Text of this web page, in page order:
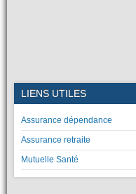
LIENS UTILES
Assurance dépendance
Assurance retraite
Mutuelle Santé